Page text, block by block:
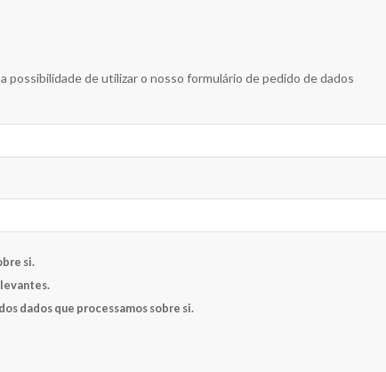
de utilizar o nosso formulário de pedido de dados
si.
dados que processamos sobre si.